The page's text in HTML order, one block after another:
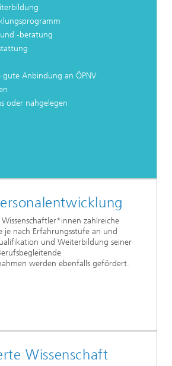
und -beratung
gute Anbindung an ÖPNV
oder nahgelegen
zahlreiche
je nach Erfahrungsstufe an und
und Weiterbildung seiner
werden ebenfalls gefördert.
Wissenschaft